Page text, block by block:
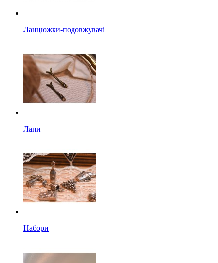
Ланцюжки-подовжувачі
Лапи
Набори